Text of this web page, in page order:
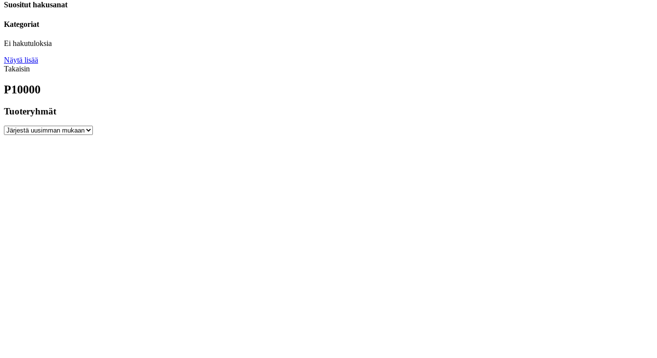
Suositut hakusanat
Kategoriat
Ei hakutuloksia
Näytä lisää
Takaisin
P10000
Tuoteryhmät